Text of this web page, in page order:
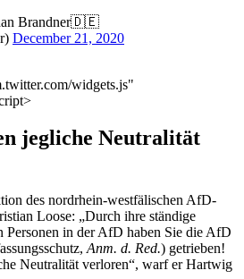
Brandner🇩🇪
December 21, 2020
widgets.js"
jegliche Neutralität
des nordrhein-westfälischen AfD-
Loose: „Durch ihre ständige
Personen in der AfD haben Sie die AfD
Anm. d. Red.) getrieben!
Neutralität verloren“, warf er Hartwig